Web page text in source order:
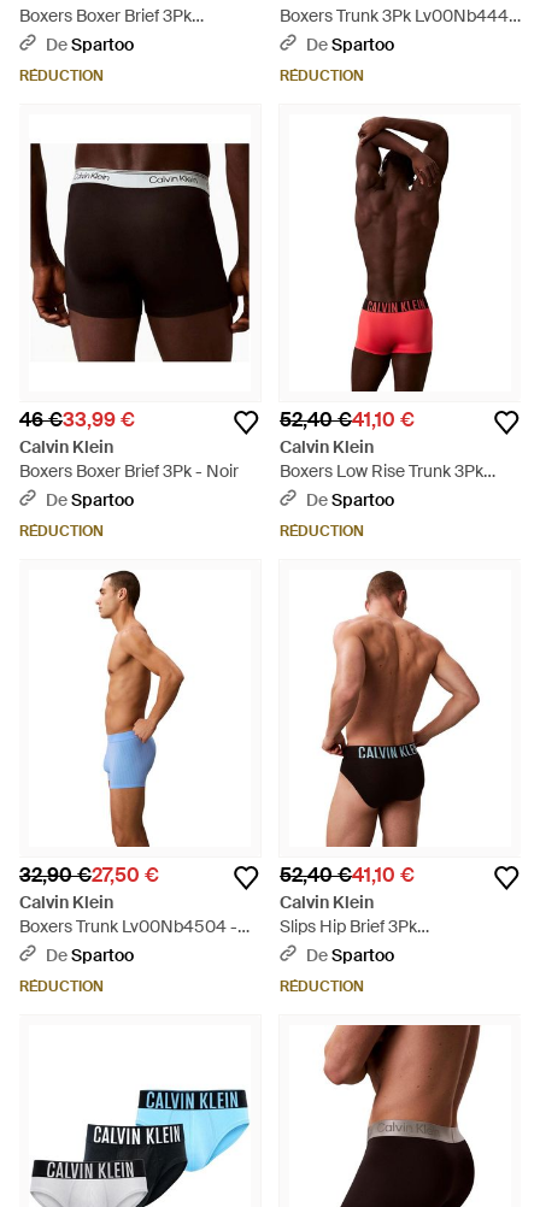
Boxers Boxer Brief 3Pk
Lv00Nb4124 - Bleu
DeSpartoo
RÉDUCTION
Boxers Trunk 3Pk Lv00Nb4446
- Marron
DeSpartoo
RÉDUCTION
46 €33,99 €
Calvin Klein
Boxers Boxer Brief 3Pk - Noir
DeSpartoo
RÉDUCTION
52,40 €41,10 €
Calvin Klein
Boxers Low Rise Trunk 3Pk
000Nb3611A - Rouge
DeSpartoo
RÉDUCTION
32,90 €27,50 €
Calvin Klein
Boxers Trunk Lv00Nb4504 -
BleuDeSpartoo
RÉDUCTION
52,40 €41,10 €
Calvin Klein
Slips Hip Brief 3Pk
000Nb3607A - Marron
DeSpartoo
RÉDUCTION